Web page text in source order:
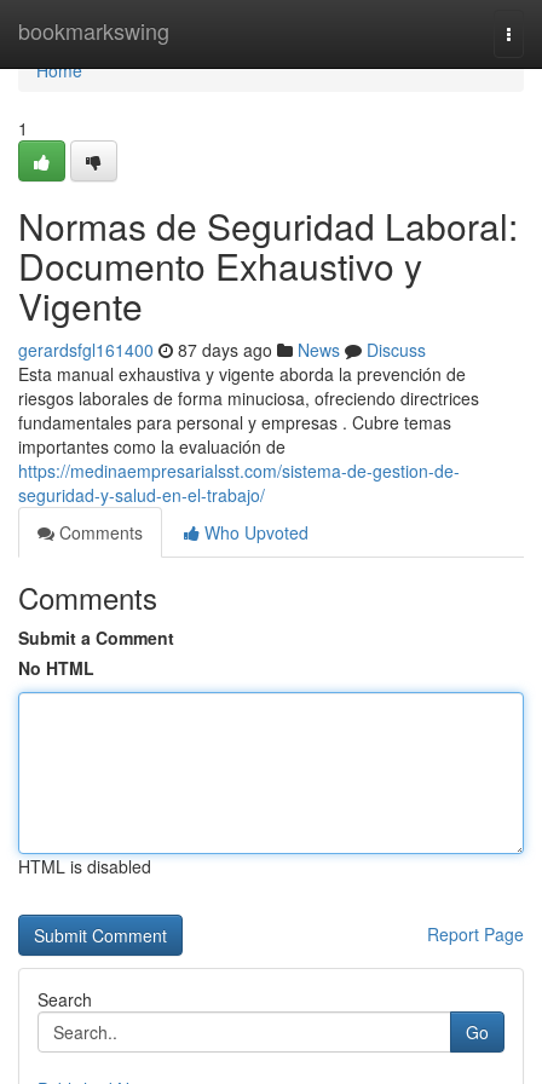
bookmarkswing
Home
Home
1
Normas de Seguridad Laboral:
Documento Exhaustivo y
Vigente
gerardsfgl161400 87 days ago News
Discuss
Esta manual exhaustiva y vigente aborda la prevención de
riesgos laborales de forma minuciosa, ofreciendo directrices
fundamentales para personal y empresas . Cubre temas
importantes como la evaluación de
https://medinaempresarialsst.com/sistema-de-gestion-de-
seguridad-y-salud-en-el-trabajo/
Comments
Who Upvoted
Comments
Submit a Comment
No HTML
HTML is disabled
Report Page
Search
Go